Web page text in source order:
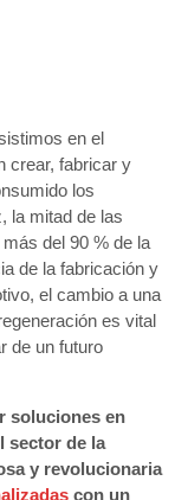
en el
crear, fabricar y
los
la mitad de las
del 90 % de la
de la fabricación y
el cambio a una
es vital
de un futuro
soluciones en
sector de la
y revolucionaria
con un